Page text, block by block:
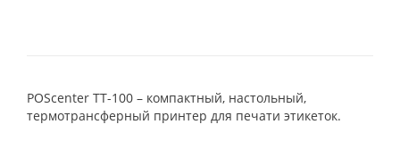
POScenter TT-100 – компактный, настольный,
термотрансферный принтер для печати этикеток.